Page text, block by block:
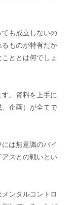
も成立しないの
ものが特有だか
ととは何でしょ
。資料を上手に
企画）が全てで
は無意識のバイ
スとの戦いとい
ンタルコントロ